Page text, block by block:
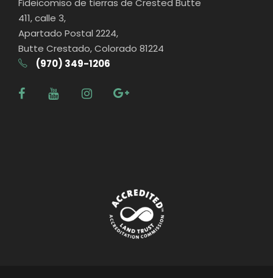
Fideicomiso de tierras de Crested Butte
411, calle 3,
Apartado Postal 2224,
Butte Crestado, Colorado 81224
(970) 349-1206